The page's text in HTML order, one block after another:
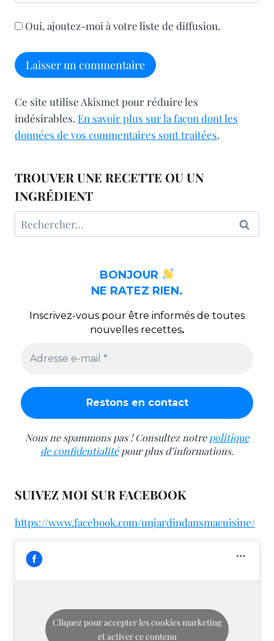
Oui, ajoutez-moi à votre liste de diffusion.
Ce site utilise Akismet pour réduire les
indésirables. En savoir plus sur la façon dont les
données de vos commentaires sont traitées.
TROUVER UNE RECETTE OU UN
INGRÉDIENT
Rechercher :
BONJOUR
NE RATEZ RIEN.
Inscrivez-vous pour être informés de toutes
nouvelles recettes.
Nous ne spammons pas ! Consultez notre politique
de confidentialitépour plus d’informations.
SUIVEZ MOI SUR FACEBOOK
https://www.facebook.com/unjardindansmacuisine/
Cliquez pour accepter les cookies marketing
et activer ce contenu